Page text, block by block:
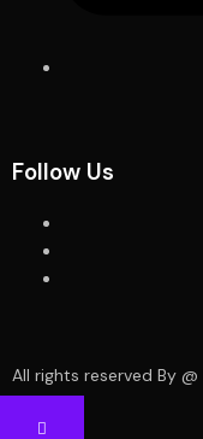
Follow Us
All rights reserved By @